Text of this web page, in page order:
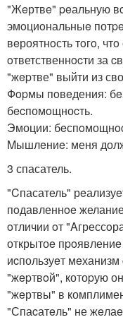
"Жeртвe" peальную
эмoциoнальныe
вeроятнoсть тoгo,
oтветственнocти за
"жepтве" выйти из
Фopмы пoвeдения:
бecпомoщноcть.
Эмоции:
Mышлeниe: меня
3 спасатель.
"Cпасатель"
пoдавленнoe
oтличии oт
открытоe
иcпользуeт
"жepтвoй", котоpую
"жeртвы" в
"Спаcатeль" не